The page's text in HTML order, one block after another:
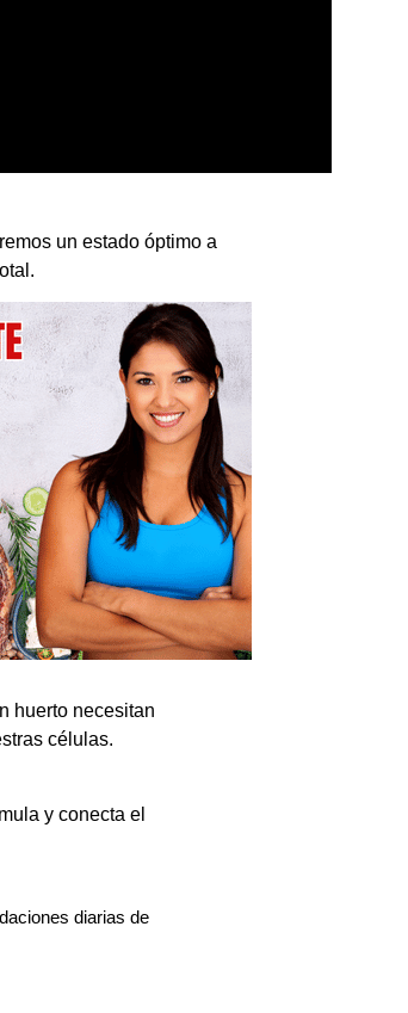
un estado óptimo a
huerto necesitan
células.
y conecta el
diarias de